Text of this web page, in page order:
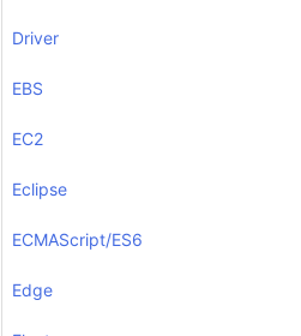
Driver
EBS
EC2
Eclipse
ECMAScript/ES6
Edge